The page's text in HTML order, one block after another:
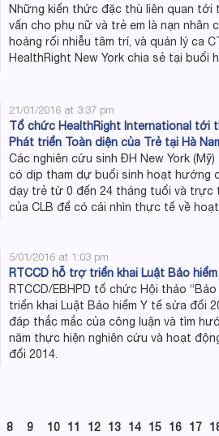
Những kiến thức đặc thù liên quan tới
vấn cho phụ nữ và trẻ em là nạn nhân
hoảng rối nhiễu tâm trí, và quản lý ca
HealthRight New York chia sẻ tại buổi
21/01/2016 at 3:37 pm
Tổ chức HealthRight International tới
Phát triển Toàn diện của Trẻ tại Hà
Các nghiên cứu sinh ĐH New York
có dịp tham dự buổi sinh hoạt hướng
dạy trẻ từ 0 đến 24 tháng tuổi và trực
của CLB để có cái nhìn thực tế về
5/01/2016 at 1:03 pm
RTCCD hỗ trợ triển khai Luật Bảo
RTCCD/EBHPD tổ chức Hội thảo
triển khai Luật Bảo hiểm Y tế sửa đổi
đáp thắc mắc của công luận và tìm
năm thực hiện nghiên cứu và hoạt
đổi 2014.
8 9 10 11 12 13 14 15 16 17